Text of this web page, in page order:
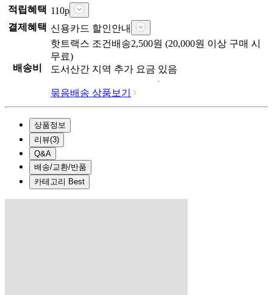
적립혜택 110p
결제혜택 신용카드 할인안내
배송비
핫트랙스 조건배송2,500원 (20,000원 이상 구매 시
무료)
도서산간 지역 추가 요금 있음
묶음배송 상품보기
상품정보
리뷰(3)
Q&A
배송/교환/반품
카테고리 Best